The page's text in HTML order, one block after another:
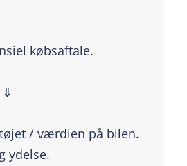
købsaftale.
⇓
/ værdien på bilen.
ydelse.